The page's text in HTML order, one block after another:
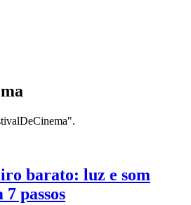
barato: luz e som
passos